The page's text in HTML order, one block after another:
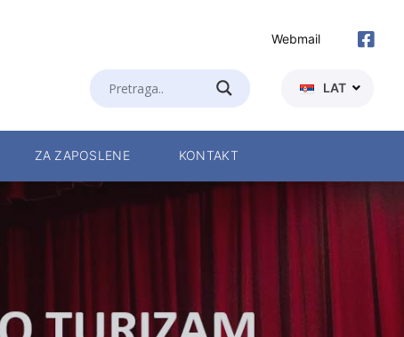
Webmail
LAT
ZA ZAPOSLENE KONTAKT